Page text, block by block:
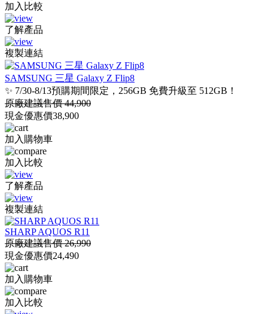
加入比較
了解產品
複製連結
SAMSUNG 三星 Galaxy Z Flip8
✨ 7/30-8/13預購期間限定，256GB 免費升級至 512GB！
原廠建議售價 44,900
現金優惠價38,900
加入購物車
加入比較
了解產品
複製連結
SHARP AQUOS R11
原廠建議售價 26,990
現金優惠價24,490
加入購物車
加入比較